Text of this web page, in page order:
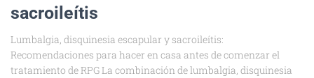
sacroileítis
Lumbalgia, disquinesia escapular y sacroileítis:
Recomendaciones para hacer en casa antes de comenzar el
tratamiento de RPG La combinación de lumbalgia, disquinesia